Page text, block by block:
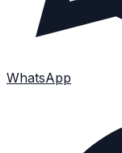
WhatsApp